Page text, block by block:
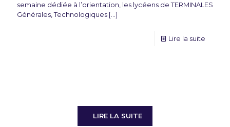
semaine dédiée à l’orientation, les lycéens de TERMINALES
Générales, Technologiques […]
Lire la suite
LIRE LA SUITE